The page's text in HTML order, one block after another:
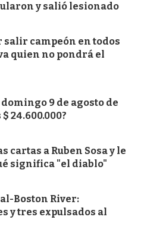
y salió lesionado
campeón en todos
quien no pondrá el
9 de agosto de
24.600.000?
cartas a Ruben Sosa y le
significa "el diablo"
Boston River:
y tres expulsados al